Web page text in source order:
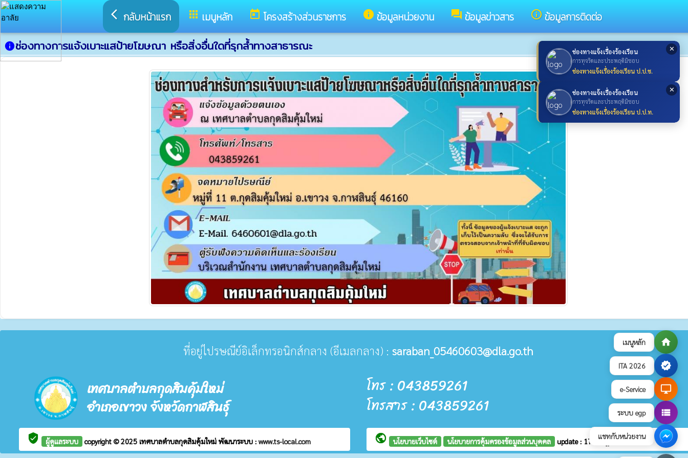
เมนูหลัก home
ITA 2026 verified
e-Service desktop_windows
ระบบ egp view_list
แชทกับหน่วยงาน
✕
ช่องทางแจ้งเรื่องร้องเรียน
การทุจริตและประพฤติมิชอบ
ช่องทางแจ้งเรื่องร้องเรียน ป.ป.ช.
✕
ช่องทางแจ้งเรื่องร้องเรียน
การทุจริตและประพฤติมิชอบ
ช่องทางแจ้งเรื่องร้องเรียน ป.ป.ท.
arrow_back_ios กลับหน้าแรก apps เมนูหลัก today โครงสร้างส่วนราชการ info ข้อมูลหน่วยงาน forum ข้อมูลข่าวสาร info_outline ข้อมูลการติดต่อ
infoช่องทางการแจ้งเบาะแสป้ายโฆษณา หรือสิ่งอื่นใดที่รุกล้ำทางสาธารณะ
ที่อยู่ไปรษณีย์อิเล็กทรอนิกส์กลาง (อีเมลกลาง) : saraban_05460603@dla.go.th
เทศบาลตำบลกุดสิมคุ้มใหม่
อำเภอเขาวง จังหวัดกาฬสินธุ์
โทร : 043859261
โทรสาร : 043859261
verified_user ผู้ดูแลระบบ copyright © 2025 เทศบาลตำบลกุดสิมคุ้มใหม่ พัฒนาระบบ : www.ts-local.com public นโยบายเว็บไซต์ นโยบายการคุ้มครองข้อมูลส่วนบุคคล update : 17 กรกฎาคม 2569